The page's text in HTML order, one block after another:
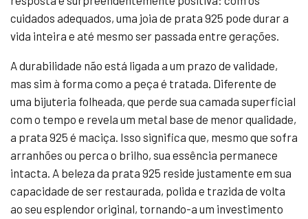
cuidados adequados, uma joia de prata 925 pode durar a
vida inteira e até mesmo ser passada entre gerações.
A durabilidade não está ligada a um prazo de validade,
mas sim à forma como a peça é tratada. Diferente de
uma bijuteria folheada, que perde sua camada superficial
com o tempo e revela um metal base de menor qualidade,
a prata 925 é maciça. Isso significa que, mesmo que sofra
arranhões ou perca o brilho, sua essência permanece
intacta. A beleza da prata 925 reside justamente em sua
capacidade de ser restaurada, polida e trazida de volta
ao seu esplendor original, tornando-a um investimento